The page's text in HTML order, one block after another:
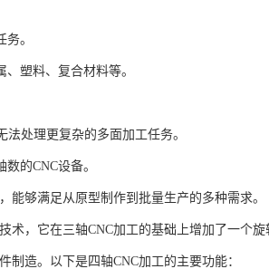
。
塑料、复合材料等。
处理更复杂的多面加工任务。
的CNC设备。
能够满足从原型制作到批量生产的多种需求。
术，它在三轴CNC加工的基础上增加了一个
制造。以下是四轴CNC加工的主要功能：